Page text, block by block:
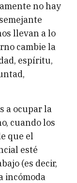
no hay
llevan a lo
cambie la
espíritu,
a ocupar la
cuando los
que el
esté
(es decir,
incómoda